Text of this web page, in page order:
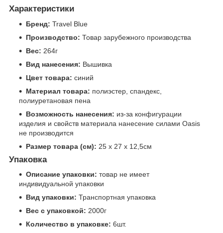
Характеристики
Бренд: Travel Blue
Производство: Товар зарубежного производства
Вес: 264г
Вид нанесения: Вышивка
Цвет товара: синий
Материал товара: полиэстер, спандекс,
полиуретановая пена
Возможность нанесения: из-за конфигурации
изделия и свойств материала нанесение силами Oasis
не производится
Размер товара (см): 25 х 27 х 12,5см
Упаковка
Описание упаковки: товар не имеет
индивидуальной упаковки
Вид упаковки: Транспортная упаковка
Вес с упаковкой: 2000г
Количество в упаковке: 6шт.